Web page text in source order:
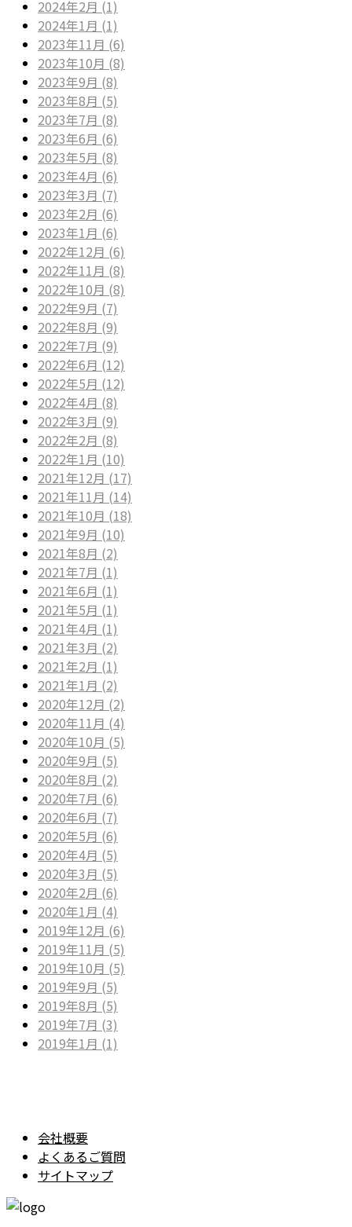
2024年2月 (1)
2024年1月 (1)
2023年11月 (6)
2023年10月 (8)
2023年9月 (8)
2023年8月 (5)
2023年7月 (8)
2023年6月 (6)
2023年5月 (8)
2023年4月 (6)
2023年3月 (7)
2023年2月 (6)
2023年1月 (6)
2022年12月 (6)
2022年11月 (8)
2022年10月 (8)
2022年9月 (7)
2022年8月 (9)
2022年7月 (9)
2022年6月 (12)
2022年5月 (12)
2022年4月 (8)
2022年3月 (9)
2022年2月 (8)
2022年1月 (10)
2021年12月 (17)
2021年11月 (14)
2021年10月 (18)
2021年9月 (10)
2021年8月 (2)
2021年7月 (1)
2021年6月 (1)
2021年5月 (1)
2021年4月 (1)
2021年3月 (2)
2021年2月 (1)
2021年1月 (2)
2020年12月 (2)
2020年11月 (4)
2020年10月 (5)
2020年9月 (5)
2020年8月 (2)
2020年7月 (6)
2020年6月 (7)
2020年5月 (6)
2020年4月 (5)
2020年3月 (5)
2020年2月 (6)
2020年1月 (4)
2019年12月 (6)
2019年11月 (5)
2019年10月 (5)
2019年9月 (5)
2019年8月 (5)
2019年7月 (3)
2019年1月 (1)
会社概要
よくあるご質問
サイトマップ